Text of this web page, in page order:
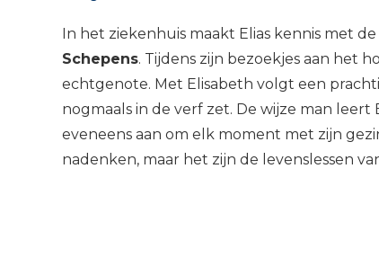
In het ziekenhuis maakt Elias kennis met
Schepens. Tijdens zijn bezoekjes aan het
echtgenote. Met Elisabeth volgt een
nogmaals in de verf zet. De wijze man leert
eveneens aan om elk moment met zijn
nadenken, maar het zijn de levenslessen